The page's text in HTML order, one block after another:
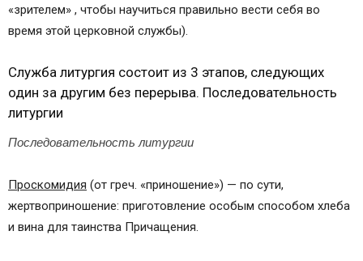
«зрителем» , чтобы научиться правильно вести себя во
время этой церковной службы).
Служба литургия состоит из 3 этапов, следующих
один за другим без перерыва. Последовательность
литургии
Последовательность литургии
Проскомидия (от греч. «приношение») — по сути,
жертвоприношение: приготовление особым способом хлеба
и вина для таинства Причащения.